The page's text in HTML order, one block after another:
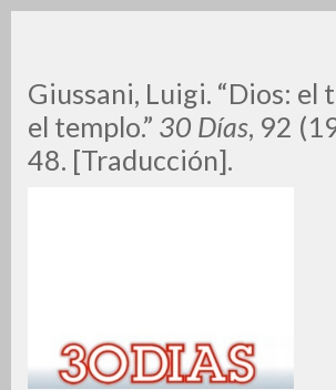
Giussani, Luigi. “Dios: el
el templo.” 30 Días, 92
48. [Traducción].